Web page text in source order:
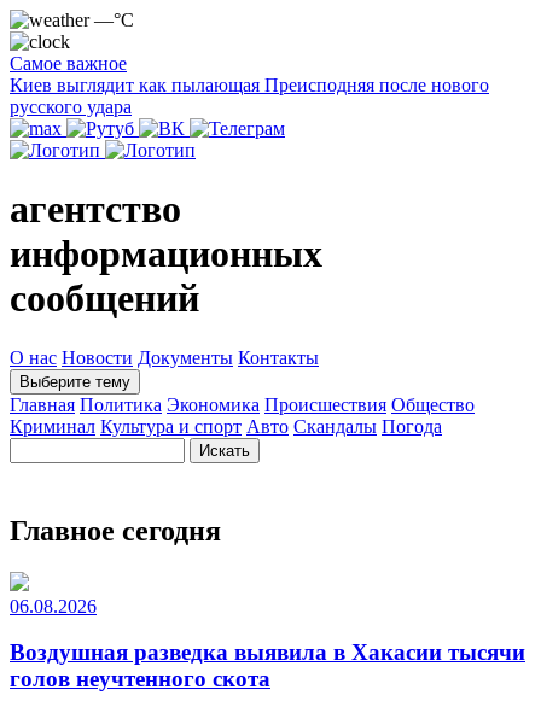
—°C
Самое важное
Киев выглядит как пылающая Преисподняя после нового
русского удара
агентство
информационных
сообщений
О нас Новости Документы Контакты
Выберите тему
Главная Политика Экономика Происшествия Общество
Криминал Культура и спорт Авто Скандалы Погода
Главное сегодня
06.08.2026
Воздушная разведка выявила в Хакасии тысячи
голов неучтенного скота